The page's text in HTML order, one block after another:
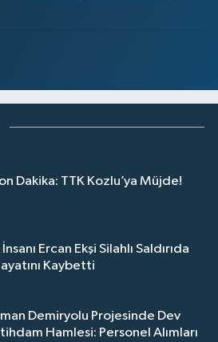
Dakika: TTK Kozlu’ya Müjde!
İnsanı Ercan Ekşi Silahlı Saldırıda
Kaybetti
Demiryolu Projesinde Dev
Hamlesi: Personel Alımları